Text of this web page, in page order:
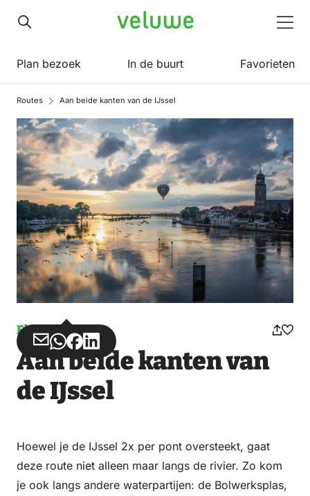
Veluwe
Plan bezoek In de buurt Favorieten
Routes Aan beide kanten van de IJssel
Fietsen
Deel
via
Email
Deel
via
WhatsApp
Deel
op
Facebook
Deel
op
LinkedIn
Aan beide kanten van
de IJssel
Hoewel je de IJssel 2x per pont oversteekt, gaat
deze route niet alleen maar langs de rivier. Zo kom
je ook langs andere waterpartijen: de Bolwerksplas,